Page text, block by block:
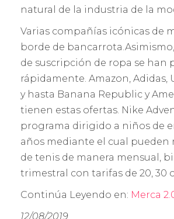
natural de la industria de la
Varias compañías icónicas de
borde de
de suscripción de ropa se han
rápidamente. Amazon, Adidas,
y hasta Banana Republic y
tienen estas ofertas. Nike
programa dirigido a niños de
años mediante el cual pueden
de tenis de manera mensual,
trimestral con tarifas de 20, 30
Continúa Leyendo en: Merca
12/08/2019